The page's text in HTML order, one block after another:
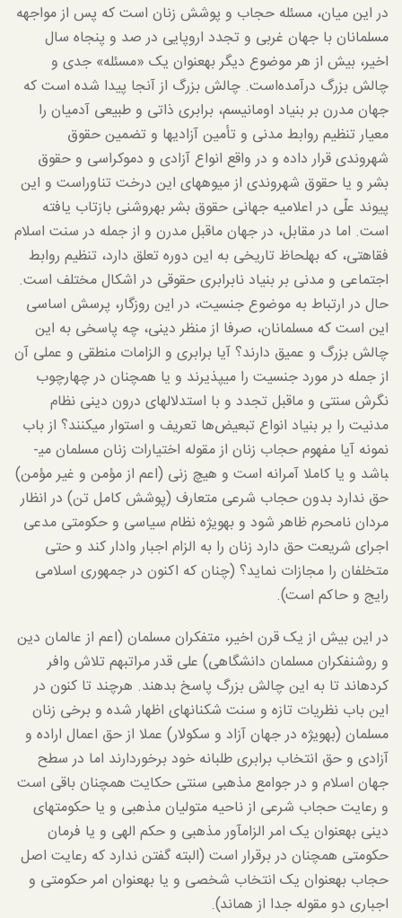
در این میان، مسئله حجاب و پوشش زنان است که پس از مواجهه
مسلمانان با جهان غربی و تجدد اروپایی در صد و پنجاه سال
اخیر، بیش از هر موضوع دیگر به­عنوان یک «مسئله» جدی و
چالش بزرگ درآمده‌است. چالش بزرگ از آنجا پیدا شده است که
جهان مدرن بر بنیاد اومانیسم، برابری ذاتی و طبیعی آدمیان را
معیار تنظیم روابط مدنی و تأمین آزادی­ها و تضمین حقوق
شهروندی قرار داده و در واقع انواع آزادی و دموکراسی و حقوق
بشر و یا حقوق شهروندی از میوه­های این درخت تناوراست و این
پیوند علّی در اعلامیه جهانی حقوق بشر به­روشنی بازتاب یافته
است. اما در مقابل، در جهان ماقبل مدرن و از جمله در سنت اسلام
فقاهتی، که به­لحاظ تاریخی به این دوره تعلق دارد، تنظیم روابط
اجتماعی و مدنی بر بنیاد نابرابری حقوقی در اشکال مختلف است.
حال در ارتباط به موضوع جنسیت، در این روزگار، پرسش اساسی
این است که مسلمانان، صرفا از منظر دینی، چه پاسخی به این
چالش بزرگ و عمیق دارند؟ آیا برابری و الزامات منطقی و عملی آن
از جمله در مورد جنسیت را می­پذیرند و یا همچنان در چهارچوب
نگرش سنتی و ماقبل تجدد و با استدلال­های درون دینی نظام
مدنیت را بر بنیاد انواع تبعیض‌ها تعریف و استوار می­کنند؟ از باب
نمونه آیا مفهوم حجاب زنان از مقوله اختیارات زنان مسلمان می­
باشد و یا کاملا آمرانه است و هیچ زنی (اعم از مؤمن و غیر مؤمن)
حق ندارد بدون حجاب شرعی متعارف (پوشش کامل تن) در انظار
مردان نامحرم ظاهر شود و به­ویژه نظام سیاسی و حکومتی مدعی
اجرای شریعت حق دارد زنان را به الزام اجبار وادار کند و حتی
متخلفان را مجازات نماید؟ (چنان که اکنون در جمهوری اسلامی
رایج و حاکم است).
در این بیش از یک قرن اخیر، متفکران مسلمان (اعم از عالمان دین
و روشنفکران مسلمان دانشگاهی) علی قدر مراتبهم تلاش وافر
کرده­اند تا به این چالش بزرگ پاسخ بدهند. هرچند تا کنون در
این باب نظریات تازه و سنت شکنانه­ای اظهار شده و برخی زنان
مسلمان (به­ویژه در جهان آزاد و سکولار) عملا از حق اعمال اراده و
آزادی و حق انتخاب برابری طلبانه خود برخوردارند اما در سطح
جهان اسلام و در جوامع مذهبی سنتی حکایت همچنان باقی است
و رعایت حجاب شرعی از ناحیه متولیان مذهبی و یا حکومت­های
دینی به­عنوان یک امر الزام­آور مذهبی و حکم الهی و یا فرمان
حکومتی همچنان در برقرار است (البته گفتن ندارد که رعایت اصل
حجاب به­عنوان یک انتخاب شخصی و یا به­عنوان امر حکومتی و
اجباری دو مقوله جدا از هم­اند).